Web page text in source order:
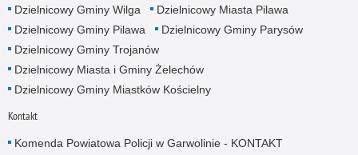
Dzielnicowy Gminy Wilga
Dzielnicowy Miasta Pilawa
Dzielnicowy Gminy Pilawa
Dzielnicowy Gminy Parysów
Dzielnicowy Gminy Trojanów
Dzielnicowy Miasta i Gminy Żelechów
Dzielnicowy Gminy Miastków Kościelny
Kontakt
Komenda Powiatowa Policji w Garwolinie - KONTAKT